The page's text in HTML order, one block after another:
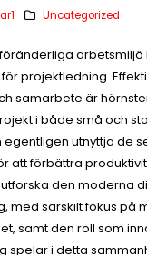
Uncategorized
arbetsmiljö
projektledning.
samarbete är
i både små och
egentligen utnyttja de
att förbättra
utforska den moderna
med särskilt fokus på
samt den roll som
spelar i detta